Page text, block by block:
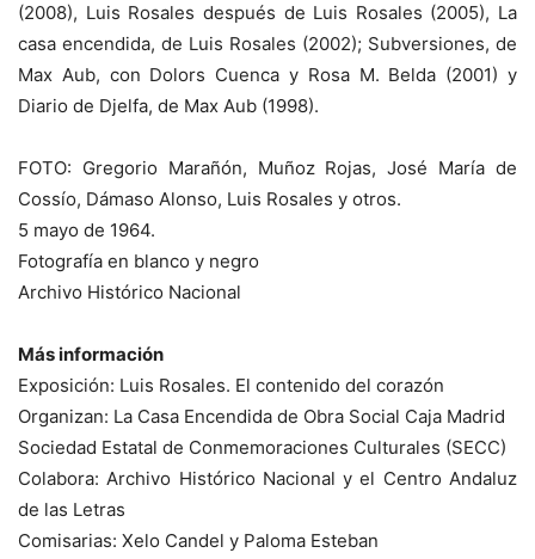
(2008), Luis Rosales después de Luis Rosales (2005), La
casa encendida, de Luis Rosales (2002); Subversiones, de
Max Aub, con Dolors Cuenca y Rosa M. Belda (2001) y
Diario de Djelfa, de Max Aub (1998).
FOTO: Gregorio Marañón, Muñoz Rojas, José María de
Cossío, Dámaso Alonso, Luis Rosales y otros.
5 mayo de 1964.
Fotografía en blanco y negro
Archivo Histórico Nacional
Más información
Exposición: Luis Rosales. El contenido del corazón
Organizan: La Casa Encendida de Obra Social Caja Madrid
Sociedad Estatal de Conmemoraciones Culturales (SECC)
Colabora: Archivo Histórico Nacional y el Centro Andaluz
de las Letras
Comisarias: Xelo Candel y Paloma Esteban